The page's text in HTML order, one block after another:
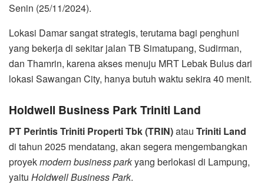
Senin (25/11/2024).
Lokasi Damar sangat strategis, terutama bagi penghuni
yang bekerja di sekitar jalan TB Simatupang, Sudirman,
dan Thamrin, karena akses menuju MRT Lebak Bulus dari
lokasi Sawangan City, hanya butuh waktu sekira 40 menit.
Holdwell Business Park Triniti Land
PT Perintis Triniti Properti Tbk (TRIN)atau Triniti Land
di tahun 2025 mendatang, akan segera mengembangkan
proyekmodern business parkyang berlokasi di Lampung,
yaitu Holdwell Business Park.